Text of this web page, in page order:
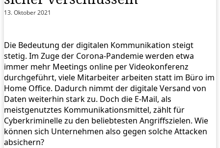
13. Oktober 2021
Die Bedeutung der digitalen Kommunikation steigt
stetig. Im Zuge der Corona-Pandemie werden etwa
immer mehr Meetings online per Videokonferenz
durchgeführt, viele Mitarbeiter arbeiten statt im Büro im
Home Office. Dadurch nimmt der digitale Versand von
Daten weiterhin stark zu. Doch die E-Mail, als
meistgenutztes Kommunikationsmittel, zählt für
Cyberkriminelle zu den beliebtesten Angriffszielen. Wie
können sich Unternehmen also gegen solche Attacken
absichern?